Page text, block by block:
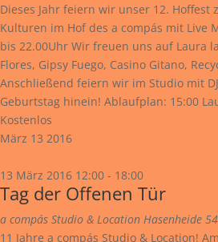
Dieses Jahr feiern wir unser 12. Hoffest
Kulturen im Hof des a compás mit Live
bis 22.00Uhr Wir freuen uns auf Laura
Flores, Gipsy Fuego, Casino Gitano,
Anschließend feiern wir im Studio mit
Geburtstag hinein! Ablaufplan: 15:00
Kostenlos
März 13 2016
13 März 2016 12:00 - 18:00
Tag der Offenen Tür
a compás Studio & Location Hasenheide
11 Jahre a compás Studio & Location!